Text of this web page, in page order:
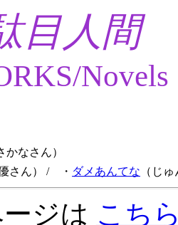
目人間
Novels
かなさん）
さん） / ・ ダメあんてな （じ
ジは こち